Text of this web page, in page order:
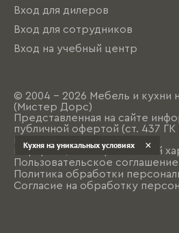
Вход для дилеров
Вход для сотрудников
Вход на учебный центр
© 2004 - 2026 Мебель и кухни
(Мистер Дорс)
Представленная на сайте
публичной офертой (ст. 437
исключительно
информационно-рекламный
Пользовательское соглашение
Политика обработки
Согласие на обработку
Кухня на уникальных условиях